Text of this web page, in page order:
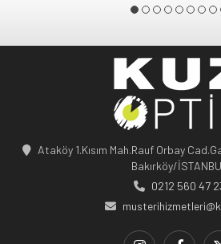
Ataköy 1.Kısım Mah.Rauf Orbay
Bakırköy/
0212 560 47